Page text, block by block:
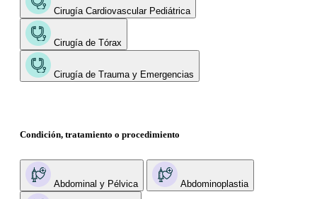
Cirugía Cardiovascular Pediátrica
Cirugía de Tórax
Cirugía de Trauma y Emergencias
Condición, tratamiento o procedimiento
Abdominal y Pélvica Abdominoplastia